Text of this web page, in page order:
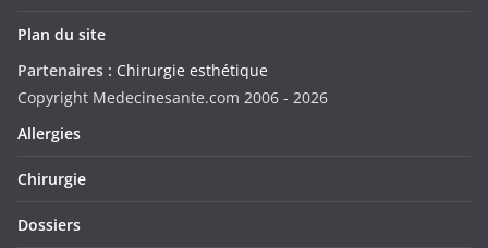
Plan du site
Partenaires : Chirurgie esthétique
Copyright Medecinesante.com 2006 - 2026
Allergies
Chirurgie
Dossiers